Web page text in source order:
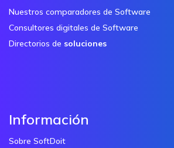
Nuestros comparadores de Software
Consultores digitales de Software
Directorios de soluciones
Información
Sobre SoftDoit